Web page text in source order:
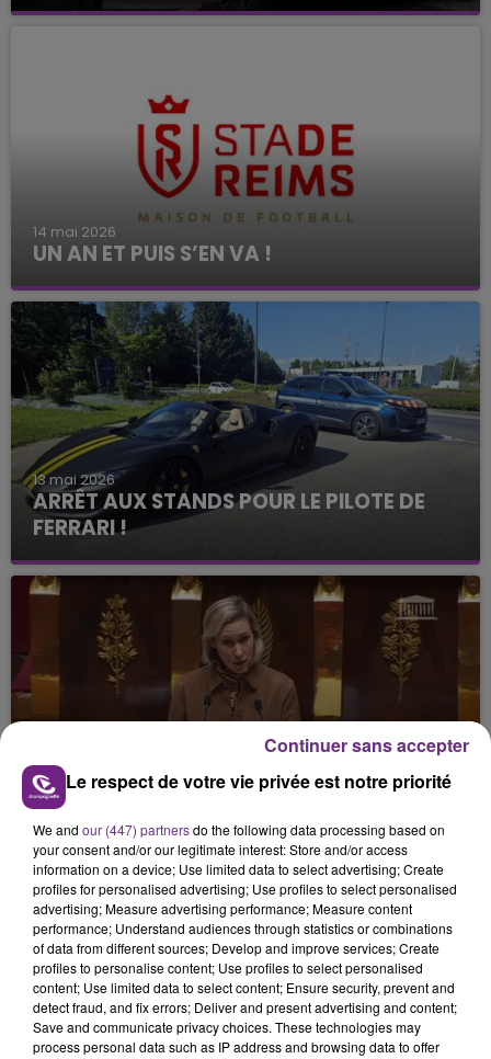
14 mai 2026
UN AN ET PUIS S’EN VA !
13 mai 2026
ARRÊT AUX STANDS POUR LE PILOTE DE
FERRARI !
VIOLENCES SEXUELLES : LES VICTIMES
BIENTÔT INFORMÉES DE LA...
11 mai 2026
LE CORPS D'UN ENFANT DE 3 ANS
Le respect de votre vie privée est notre priorité
We and our (447) partnersdo the following data processing based on
your consent and/or our legitimate interest: Store and/or access
information on a device; Use limited data to select advertising; Create
profiles for personalised advertising; Use profiles to select personalised
advertising; Measure advertising performance; Measure content
performance; Understand audiences through statistics or combinations
of data from different sources; Develop and improve services; Create
profiles to personalise content; Use profiles to select personalised
content; Use limited data to select content; Ensure security, prevent and
detect fraud, and fix errors; Deliver and present advertising and content;
Save and communicate privacy choices. These technologies may
process personal data such as IP address and browsing data to offer
Continuer sans accepter